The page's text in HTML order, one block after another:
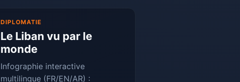
DIPLOMATIE
Le Liban vu par le
monde
Infographie interactive
multilingue (FR/EN/AR) :